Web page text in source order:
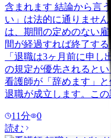
含まれます 結論から言
い」は法的に通りませ
は、期間の定めのない
間が経過すれば終了す
「退職は3ヶ月前に申
の規定が優先されると
看護師が「辞めます」
退職が成立します。こ
11分
0
読む